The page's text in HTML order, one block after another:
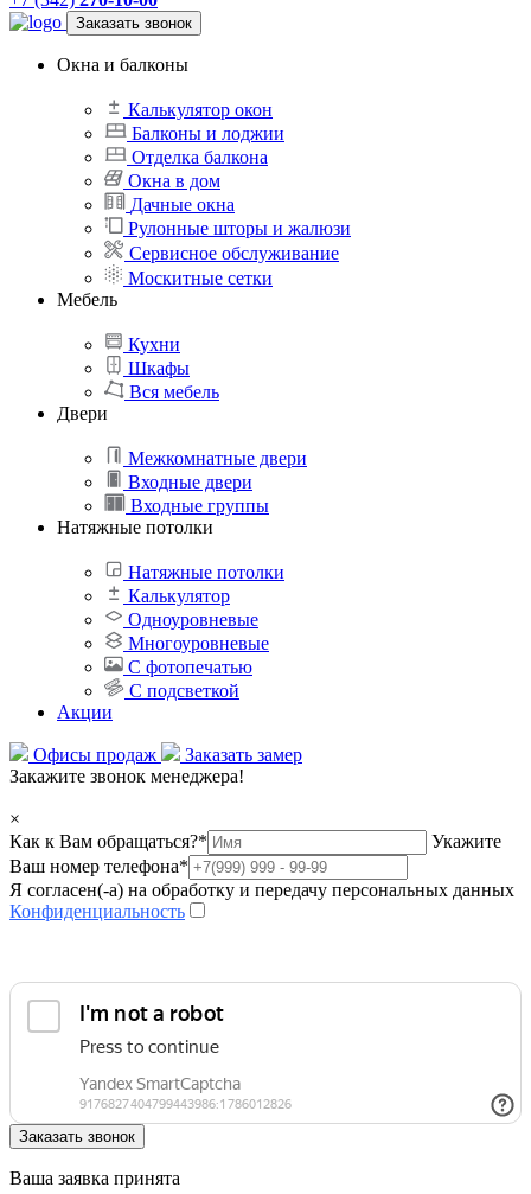
Заказать звонок
Окна и балконы
Калькулятор окон
Балконы и лоджии
Отделка балкона
Окна в дом
Дачные окна
Рулонные шторы и жалюзи
Сервисное обслуживание
Москитные сетки
Мебель
Кухни
Шкафы
Вся мебель
Двери
Межкомнатные двери
Входные двери
Входные группы
Натяжные потолки
Натяжные потолки
Калькулятор
Одноуровневые
Многоуровневые
С фотопечатью
С подсветкой
Акции
Офисы продаж
Заказать замер
Закажите звонок менеджера!
×
Как к Вам обращаться?*
Укажите
Ваш номер телефона*
Я согласен(-а) на обработку и передачу персональных данных
Конфиденциальность
Ваша заявка принята